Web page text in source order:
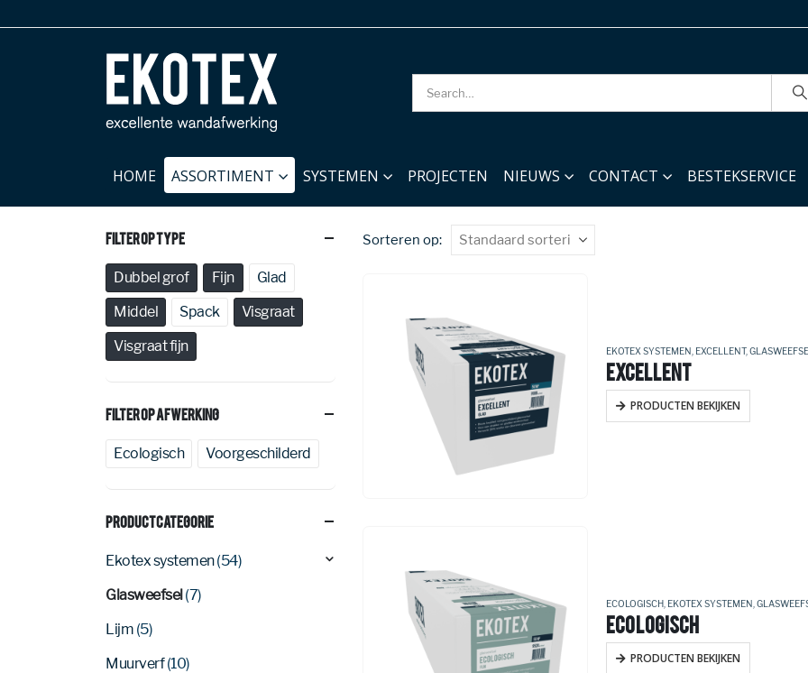
HOME ASSORTIMENT SYSTEMEN PROJECTEN NIEUWS CONTACT BESTEKSERVICE
Sorteren op:
EKOTEX SYSTEMEN EXCELLENT,
EXCELLENT
PRODUCTEN BEKIJKEN
ECOLOGISCH EKOTEX SYSTEMEN
ECOLOGISCH
PRODUCTEN BEKIJKEN
Filter Op Type
Dubbel grof Fijn
Glad
Middel
Spack
Visgraat
Visgraat fijn
Filter Op Afwerking
Ecologisch Voorgeschilderd
Productcategorie
Ekotex systemen(54)
Glasweefsel(7)
Lijm (5)
Muurverf (10)